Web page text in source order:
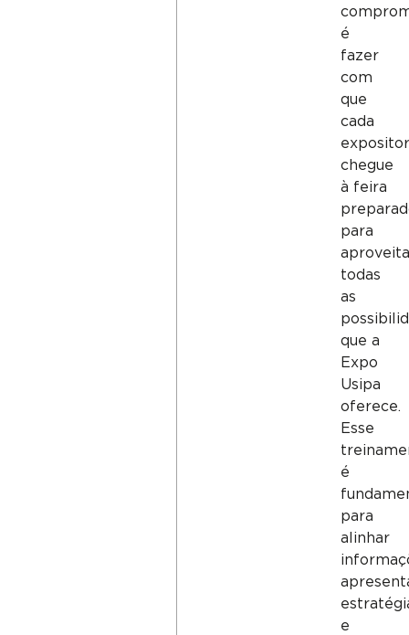
é
fazer
com
que
cada
chegue
à feira
para
todas
as
que a
Expo
Usipa
oferece.
Esse
é
para
alinhar
e